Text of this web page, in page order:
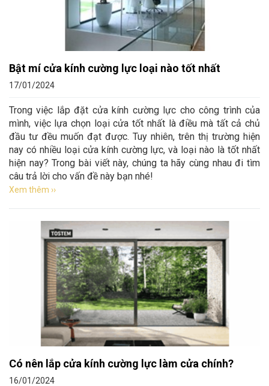
Bật mí cửa kính cường lực loại nào tốt nhất
17/01/2024
Trong việc lắp đặt cửa kính cường lực cho công trình của
mình, việc lựa chọn loại cửa tốt nhất là điều mà tất cả chủ
đầu tư đều muốn đạt được. Tuy nhiên, trên thị trường hiện
nay có nhiều loại cửa kính cường lực, và loại nào là tốt nhất
hiện nay? Trong bài viết này, chúng ta hãy cùng nhau đi tìm
câu trả lời cho vấn đề này bạn nhé!
Xem thêm ››
Có nên lắp cửa kính cường lực làm cửa chính?
16/01/2024